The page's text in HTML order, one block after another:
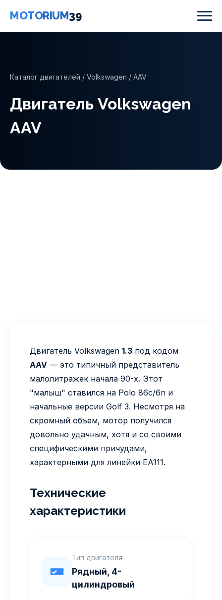
MOTORIUM39
Каталог двигателей / Volkswagen / AAV
Двигатель Volkswagen
AAV
Двигатель Volkswagen 1.3 под кодом
AAV — это типичный представитель
малолитражек начала 90-х. Этот
"малыш" ставился на Polo 86c/6n и
начальные версии Golf 3. Несмотря на
скромный объем, мотор получился
довольно удачным, хотя и со своими
специфическими причудами,
характерными для линейки EA111.
Технические
характеристики
Тип двигателя
Рядный, 4-
цилиндровый